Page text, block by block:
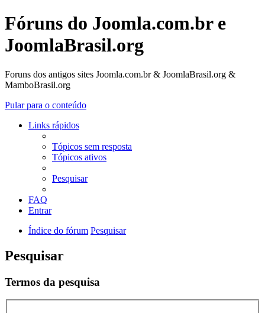
Fóruns do Joomla.com.br e
JoomlaBrasil.org
Foruns dos antigos sites Joomla.com.br & JoomlaBrasil.org &
MamboBrasil.org
Pular para o conteúdo
Links rápidos
Tópicos sem resposta
Tópicos ativos
Pesquisar
FAQ
Entrar
Índice do fórum Pesquisar
Pesquisar
Termos da pesquisa